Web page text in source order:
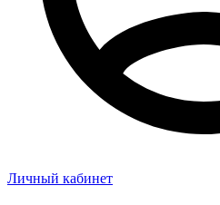
Личный кабинет